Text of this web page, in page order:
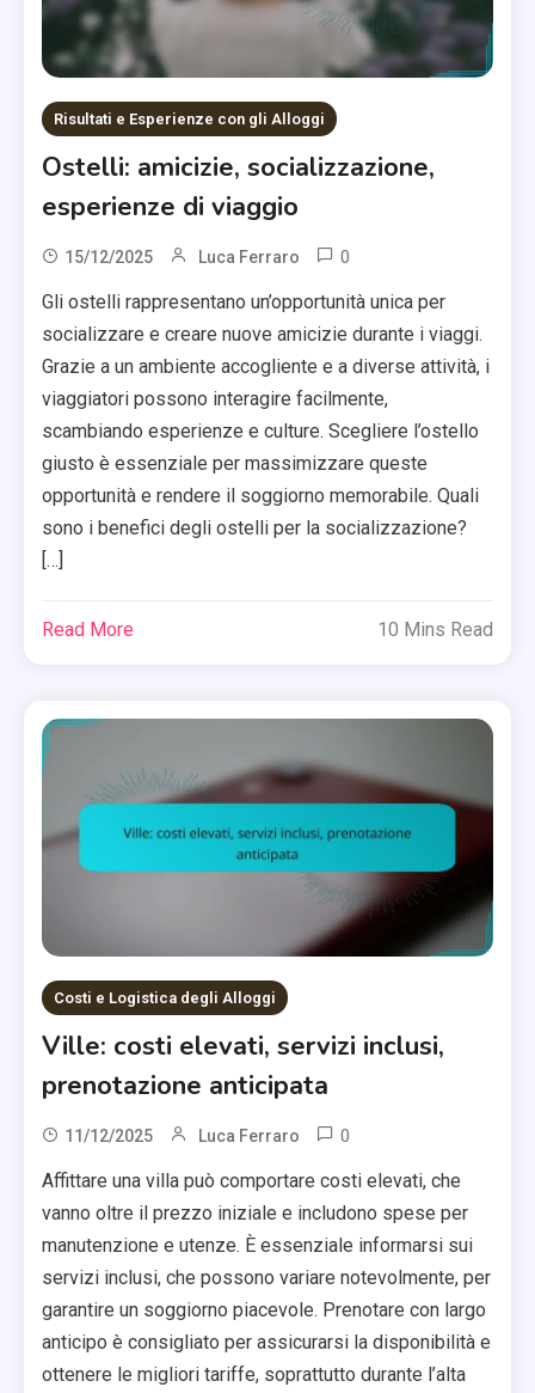
Risultati e Esperienze con gli Alloggi
Ostelli: amicizie, socializzazione,
esperienze di viaggio
15/12/2025 Luca Ferraro 0
Gli ostelli rappresentano un’opportunità unica per
socializzare e creare nuove amicizie durante i viaggi.
Grazie a un ambiente accogliente e a diverse attività, i
viaggiatori possono interagire facilmente,
scambiando esperienze e culture. Scegliere l’ostello
giusto è essenziale per massimizzare queste
opportunità e rendere il soggiorno memorabile. Quali
sono i benefici degli ostelli per la socializzazione?
[…]
Read More 10 Mins Read
Costi e Logistica degli Alloggi
Ville: costi elevati, servizi inclusi,
prenotazione anticipata
11/12/2025 Luca Ferraro 0
Affittare una villa può comportare costi elevati, che
vanno oltre il prezzo iniziale e includono spese per
manutenzione e utenze. È essenziale informarsi sui
servizi inclusi, che possono variare notevolmente, per
garantire un soggiorno piacevole. Prenotare con largo
anticipo è consigliato per assicurarsi la disponibilità e
ottenere le migliori tariffe, soprattutto durante l’alta